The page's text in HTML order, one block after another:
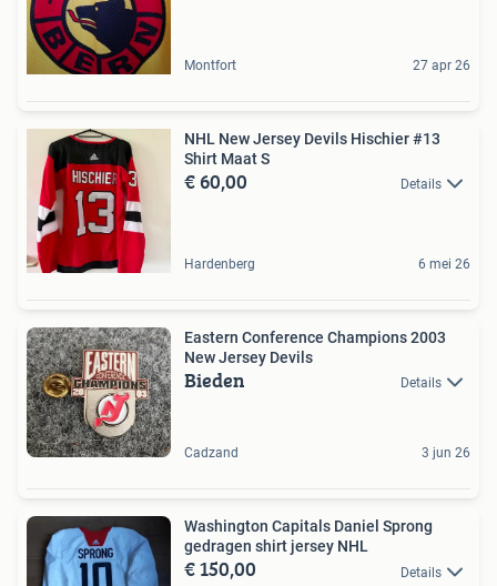
Montfort 27 apr 26
NHL New Jersey Devils Hischier #13
Shirt Maat S
€ 60,00 Details
Hardenberg 6 mei 26
Eastern Conference Champions 2003
New Jersey Devils
Bieden Details
Cadzand 3 jun 26
Washington Capitals Daniel Sprong
gedragen shirt jersey NHL
€ 150,00 Details